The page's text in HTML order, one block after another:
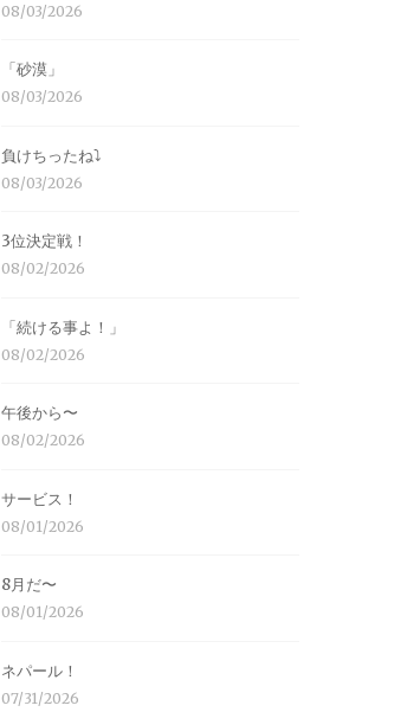
08/03/2026
「砂漠」
08/03/2026
負けちったね⤵︎
08/03/2026
3位決定戦！
08/02/2026
「続ける事よ！」
08/02/2026
午後から〜
08/02/2026
サービス！
08/01/2026
8月だ〜
08/01/2026
ネパール！
07/31/2026